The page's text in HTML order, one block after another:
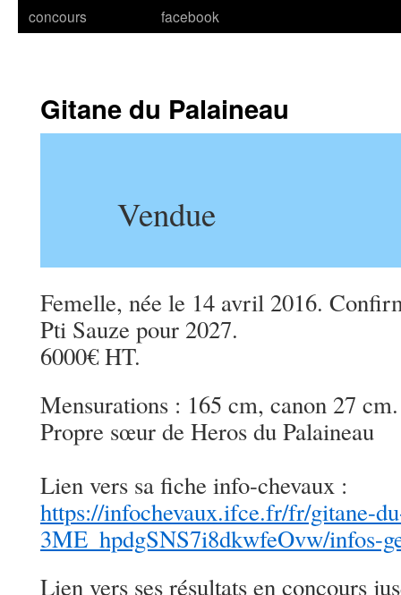
concours
facebook
Gitane du Palaineau
Vendue
Femelle, née le 14 avril 2016.
Pti Sauze pour 2027.
6000€ HT.
Mensurations : 165 cm, canon 27 cm.
Propre sœur de Heros du Palaineau
Lien vers sa fiche info-chevaux :
https://infochevaux.ifce.fr/fr/gitane-
3ME_hpdgSNS7i8dkwfeOvw/infos-
Lien vers ses résultats en concours